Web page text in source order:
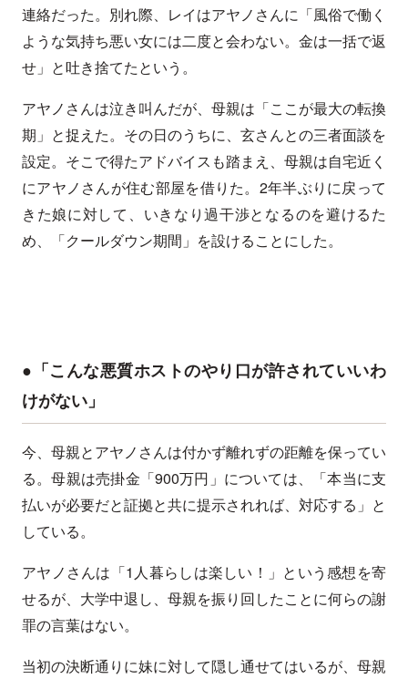
連絡だった。別れ際、レイはアヤノさんに「風俗で働く
ような気持ち悪い女には二度と会わない。金は一括で返
せ」と吐き捨てたという。
アヤノさんは泣き叫んだが、母親は「ここが最大の転換
期」と捉えた。その日のうちに、玄さんとの三者面談を
設定。そこで得たアドバイスも踏まえ、母親は自宅近く
にアヤノさんが住む部屋を借りた。2年半ぶりに戻って
きた娘に対して、いきなり過干渉となるのを避けるた
め、「クールダウン期間」を設けることにした。
●「こんな悪質ホストのやり口が許されていいわ
けがない」
今、母親とアヤノさんは付かず離れずの距離を保ってい
る。母親は売掛金「900万円」については、「本当に支
払いが必要だと証拠と共に提示されれば、対応する」と
している。
アヤノさんは「1人暮らしは楽しい！」という感想を寄
せるが、大学中退し、母親を振り回したことに何らの謝
罪の言葉はない。
当初の決断通りに妹に対して隠し通せてはいるが、母親